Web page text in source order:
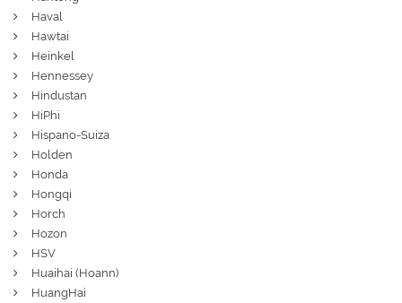
Haval
Hawtai
Heinkel
Hennessey
Hindustan
HiPhi
Hispano-Suiza
Holden
Honda
Hongqi
Horch
Hozon
HSV
Huaihai (Hoann)
HuangHai